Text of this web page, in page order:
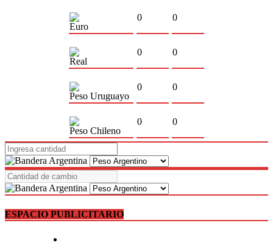
Euro
0 0
Real
0 0
Peso Uruguayo
0 0
Peso Chileno
0 0
ESPACIO PUBLICITARIO